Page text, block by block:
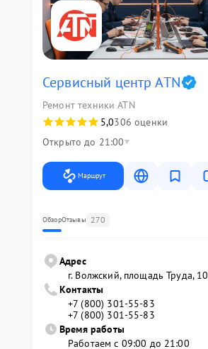
Сервисный центр ATN
Ремонт техники ATN
5,0306 оценки
Открыто до 21:00
Маршрут
ОбзорОтзывы 270
Адрес
г. Волжский, площадь Труда, 10
Контакты
+7 (800) 301-55-83
+7 (800) 301-55-83
Время работы
Работаем с 09:00 до 21:00